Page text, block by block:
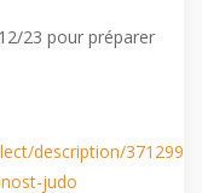
23 pour préparer
description/371299-
judo